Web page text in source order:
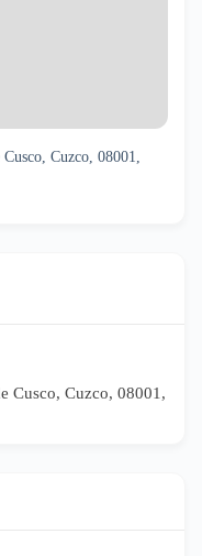
Cuzco, 08001,
Cusco, Cuzco, 08001,